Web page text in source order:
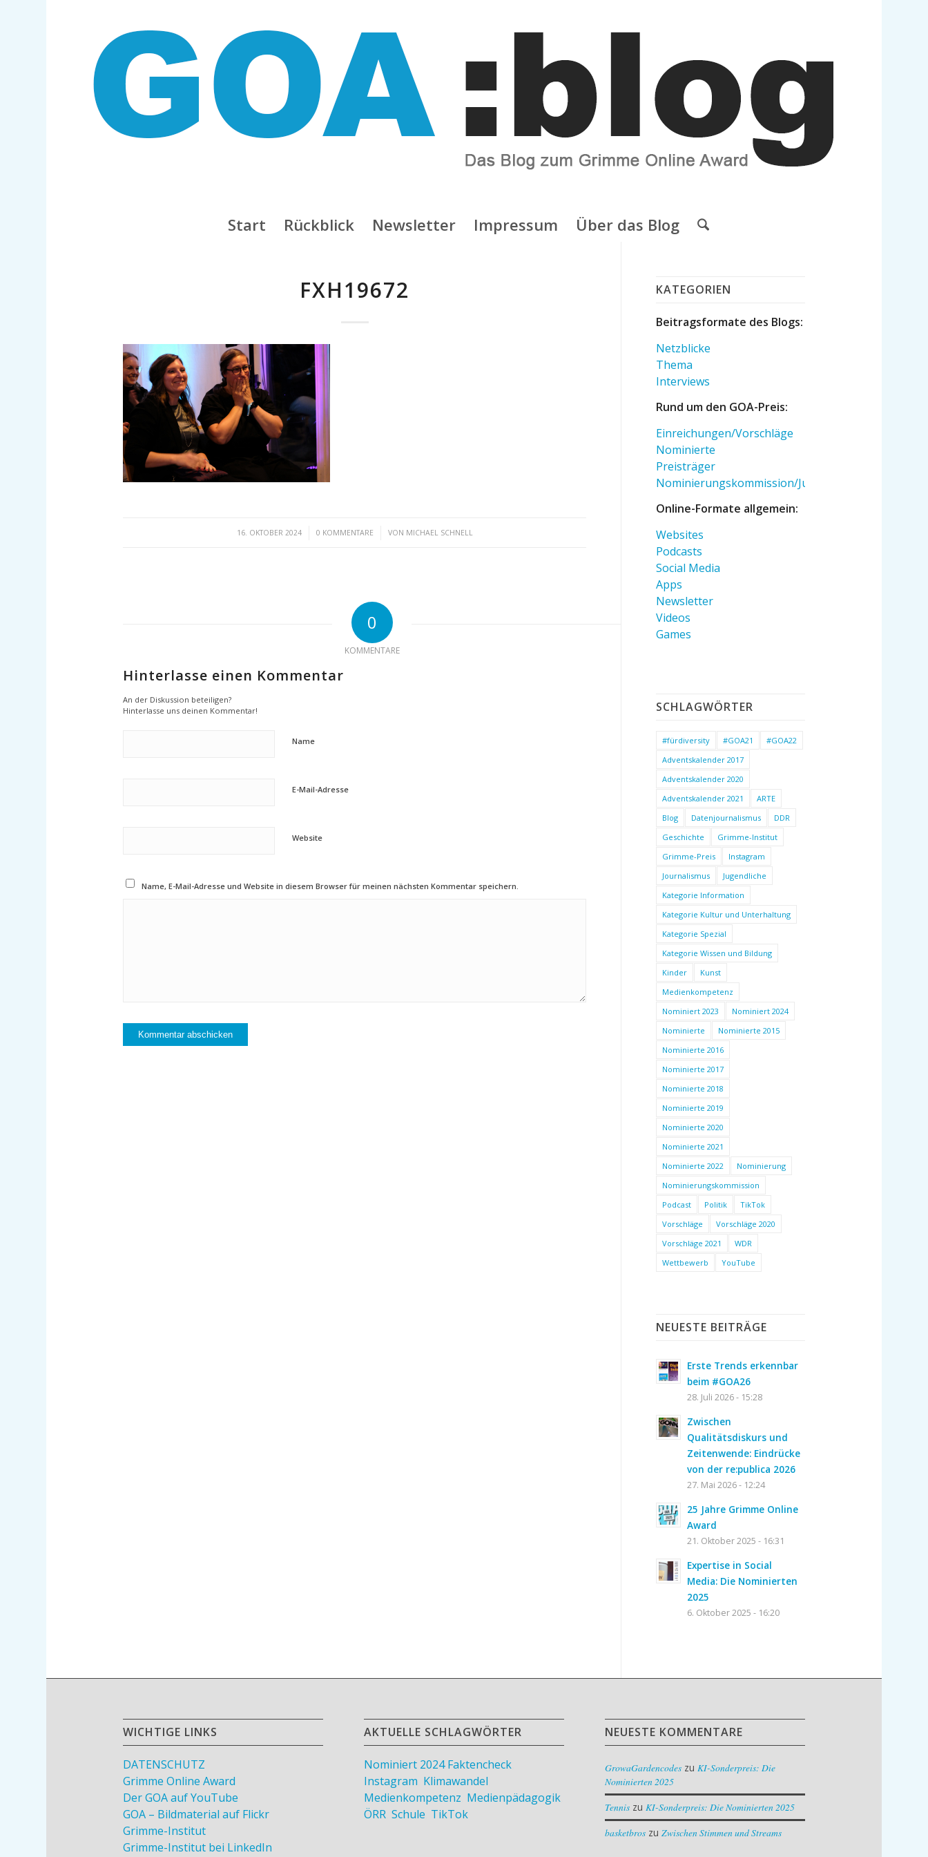
Start Rückblick Newsletter Impressum Über das Blog
FXH19672
16. OKTOBER 2024
/ 0 KOMMENTARE
/ VON MICHAEL SCHNELL
0
KOMMENTARE
Hinterlasse einen Kommentar
An der Diskussion beteiligen?
Hinterlasse uns deinen Kommentar!
Name
E-Mail-Adresse
Website
Name, E-Mail-Adresse und Website in diesem Browser für meinen nächsten Kommentar speichern.
KATEGORIEN
Beitragsformate des Blogs:
Netzblicke
Thema
Interviews
Rund um den GOA-Preis:
Einreichungen/Vorschläge
Nominierte
Preisträger
Nominierungskommission/Jury
Online-Formate allgemein:
Websites
Podcasts
Social Media
Apps
Newsletter
Videos
Games
SCHLAGWÖRTER
#fürdiversity #GOA21
#GOA22
Adventskalender 2017
Adventskalender 2020
Adventskalender 2021
ARTE
Blog
Datenjournalismus
DDR
Geschichte
Grimme-Institut
Grimme-Preis
Instagram
Journalismus
Jugendliche
Kategorie Information
Kategorie Kultur und Unterhaltung
Kategorie Spezial
Kategorie Wissen und Bildung
Kinder
Kunst
Medienkompetenz
Nominiert 2023
Nominiert 2024
Nominierte
Nominierte 2015
Nominierte 2016
Nominierte 2017
Nominierte 2018
Nominierte 2019
Nominierte 2020
Nominierte 2021
Nominierte 2022
Nominierung
Nominierungskommission
Podcast
Politik
TikTok
Vorschläge
Vorschläge 2020
Vorschläge 2021
WDR
Wettbewerb
YouTube
NEUESTE BEITRÄGE
Erste Trends erkennbar
beim #GOA26
28. Juli 2026 - 15:28
Zwischen
Qualitätsdiskurs und
Zeitenwende: Eindrücke
von der re:publica 2026
27. Mai 2026 - 12:24
25 Jahre Grimme Online
Award
21. Oktober 2025 - 16:31
Expertise in Social
Media: Die Nominierten
2025
6. Oktober 2025 - 16:20
WICHTIGE LINKS
DATENSCHUTZ
Grimme Online Award
Der GOA auf YouTube
GOA – Bildmaterial auf Flickr
Grimme-Institut
Grimme-Institut bei LinkedIn
AKTUELLE SCHLAGWÖRTER
Nominiert 2024 Faktencheck,
Instagram Klimawandel
Medienkompetenz Medienpädagogik,
ÖRR, Schule TikTok
NEUESTE KOMMENTARE
GrowaGardencodes zuKI-Sonderpreis: Die
Nominierten 2025
Tennis zuKI-Sonderpreis: Die Nominierten 2025
basketbros zuZwischen Stimmen und Streams